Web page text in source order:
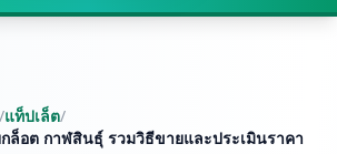
/แท็ปเล็ต/
ล็อต กาฬสินธุ์ รวมวิธีขายและประเมินราคา